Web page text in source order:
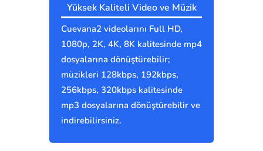
Yüksek Kaliteli Video ve Müzik
Cuevana2 videolarını Full HD,
1080p, 2K, 4K, 8K kalitesinde mp4
dosyalarına dönüştürebilir;
müzikleri 128kbps, 192kbps,
256kbps, 320kbps kalitesinde
mp3 dosyalarına dönüştürebilir ve
indirebilirsiniz.